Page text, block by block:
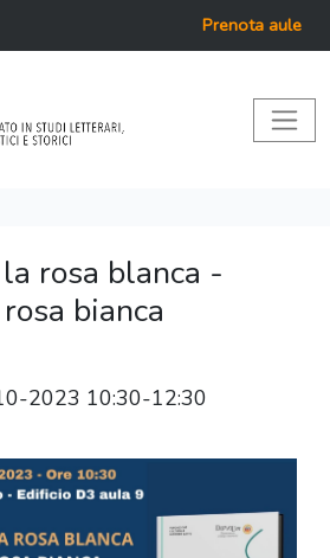
Prenota aule
rosa blanca -
bianca
2023 10:30-12:30